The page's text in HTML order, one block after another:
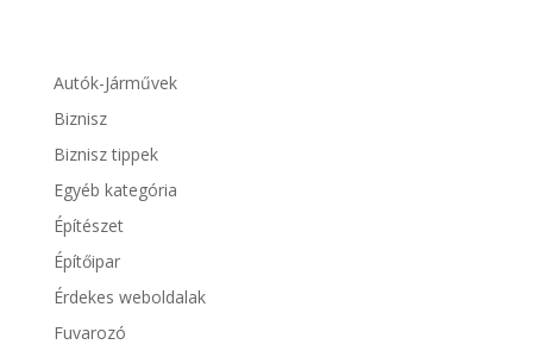
Autók-Járművek
Biznisz
Biznisz tippek
Egyéb kategória
Építészet
Építőipar
Érdekes weboldalak
Fuvarozó